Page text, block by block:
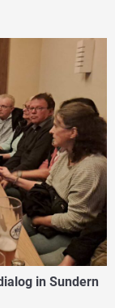
in Sundern